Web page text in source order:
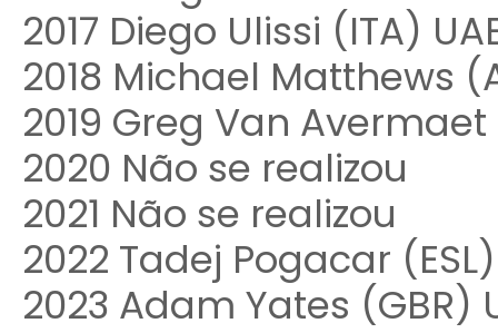
2017 Diego Ulissi (ITA)
2018 Michael Matthews
2019 Greg Van Avermaet
2020 Não se realizou
2021 Não se realizou
2022 Tadej Pogacar
2023 Adam Yates (GBR)